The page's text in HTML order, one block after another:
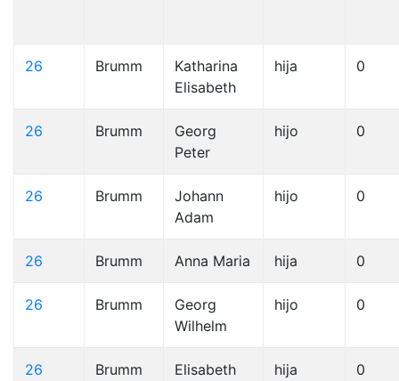
26 Brumm
Katharina
Elisabeth
hija 0
26 Brumm
Georg
Peter
hijo 0
26 Brumm
Johann
Adam
hijo 0
26 Brumm Anna Maria hija 0
26 Brumm
Georg
Wilhelm
hijo 0
26 Brumm
Elisabeth
hija 0